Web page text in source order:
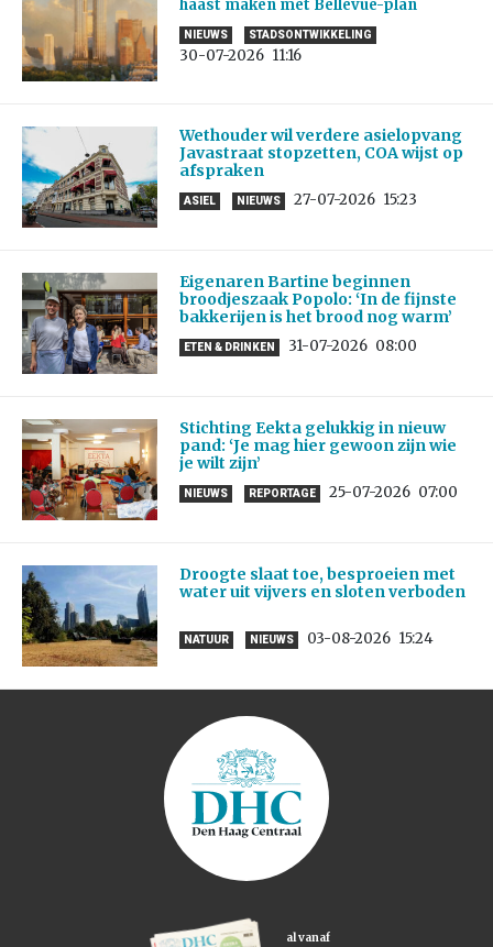
haast maken met Bellevue-plan
NIEUWS STADSONTWIKKELING
30-07-2026 11:16
Wethouder wil verdere asielopvang
Javastraat stopzetten, COA wijst op
afspraken
ASIEL NIEUWS 27-07-2026 15:23
Eigenaren Bartine beginnen
broodjeszaak Popolo: ‘In de fijnste
bakkerijen is het brood nog warm’
ETEN & DRINKEN 31-07-2026 08:00
Stichting Eekta gelukkig in nieuw
pand: ‘Je mag hier gewoon zijn wie
je wilt zijn’
NIEUWS REPORTAGE 25-07-2026 07:00
Droogte slaat toe, besproeien met
water uit vijvers en sloten verboden
NATUUR NIEUWS 03-08-2026 15:24
al vanaf